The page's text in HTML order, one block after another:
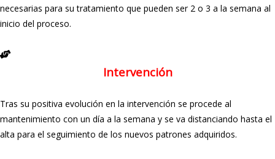
necesarias para su tratamiento que pueden ser 2 o 3 a la semana al
inicio del proceso.
Intervención
Tras su positiva evolución en la intervención se procede al
mantenimiento con un día a la semana y se va distanciando hasta el
alta para el seguimiento de los nuevos patrones adquiridos.